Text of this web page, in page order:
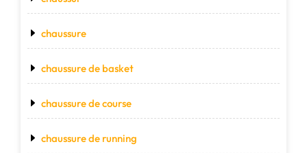
chaussure
chaussure de basket
chaussure de course
chaussure de running